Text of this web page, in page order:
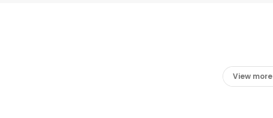
View more